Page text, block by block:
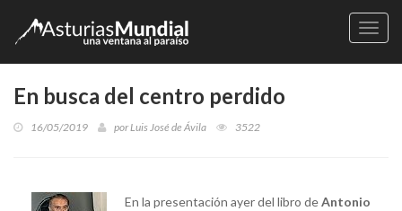
En busca del centro perdido
16/05/2019 porLuis José de Ávila 3522
En la presentación ayer del libro deAntonio